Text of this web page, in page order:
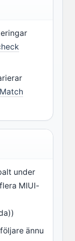
under
MIUI-
ännu